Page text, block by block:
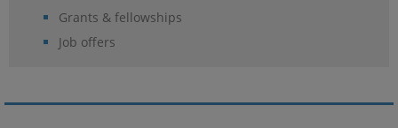
Grants & fellowships
Job offers